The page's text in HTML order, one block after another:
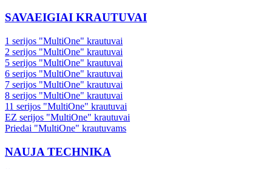
SAVAEIGIAI KRAUTUVAI
1 serijos "MultiOne" krautuvai
2 serijos "MultiOne" krautuvai
5 serijos "MultiOne" krautuvai
6 serijos "MultiOne" krautuvai
7 serijos "MultiOne" krautuvai
8 serijos "MultiOne" krautuvai
11 serijos "MultiOne" krautuvai
EZ serijos "MultiOne" krautuvai
Priedai "MultiOne" krautuvams
NAUJA TECHNIKA